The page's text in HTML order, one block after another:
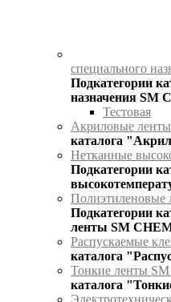
специального
Подкатегории
назначения SM
Тестовая
Акриловые
каталога
Нетканные
Подкатегории
Полиэтиленовые
Подкатегории
ленты SM
Распускаемые
каталога
Тонкие ленты
каталога